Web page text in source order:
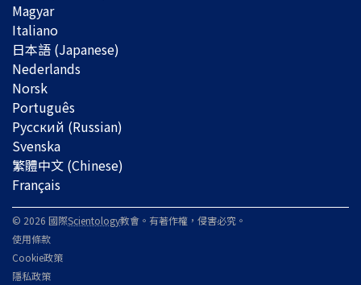
Magyar
Italiano
日本語 (Japanese)
Nederlands
Norsk
Português
Русский (Russian)
Svenska
繁體中文 (Chinese)
Français
© 2026 國際Scientology教會。有著作權，侵害必究。
使用條款
Cookie政策
隱私政策